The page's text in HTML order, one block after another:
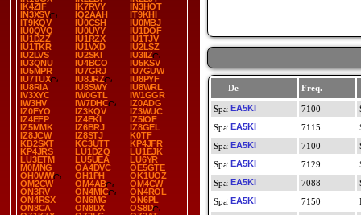
IK4ZIF
IK7RVY
IN3HOT
IN3XSV
IQ2AAH
IT9KHI
IT9KQV
IU0CSH
IU0MBJ
IU0QVQ
IU0UYY
IU1DOF
IU1DZZ
IU1RZX
IU1TJV
IU1TKR
IU1VXD
IU2LSZ
IU2LVS
IU2SKI
IU3IIZ
IU3QNU
IU4BCO
IU5KSV
IU5MPR
IU7GRJ
IU7GUW
IU7TUX
IU8JRZ
IU8PYF
IU8RIA
IU8SWY
IU8WRL
IV3XYC
IW0GTL
IW1GGR
IW3HV
IW7DHC
IZ0ADG
IZ0FYO
IZ3KQV
IZ3WUC
IZ4EFP
IZ4EKI
IZ5IOF
IZ5MMK
IZ6BRJ
IZ8GEL
IZ8JCW
IZ8STJ
K0TF
KB2SXT
KC3UTT
KP4JFR
KP4JRS
LU1DZQ
LU1EJK
LU3ETM
LU5UEA
LU6YR
M0MNG
OA4DVC
OE5GTE
OH0WW
OH1PH
OK1UOZ
OM2CW
OM4AB
OM4CW
ON3RV
ON4MIC
ON4ROL
ON4RSX
ON6MG
ON6PL
ON8CA
ON8DX
OS8D
De Freq.
EA5KI
7100
EA5KI
7115
EA5KI
7100
EA5KI
7129
EA5KI
7088
EA5KI
7150